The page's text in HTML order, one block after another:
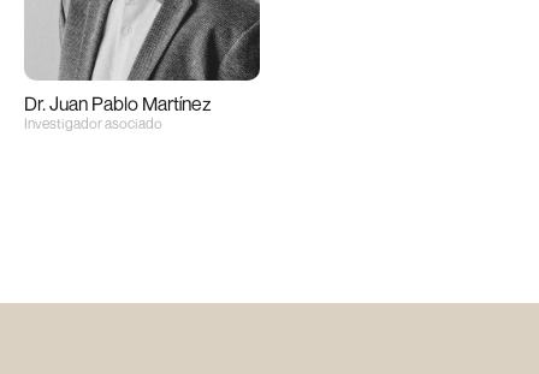
Dr. Juan Pablo Martínez
Investigador asociado